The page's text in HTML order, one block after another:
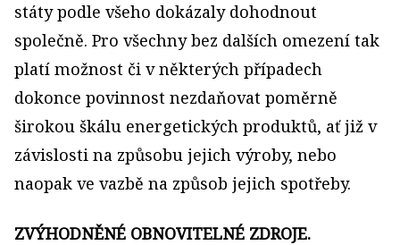
státy podle všeho dokázaly dohodnout
společně. Pro všechny bez dalších omezení tak
platí možnost či v některých případech
dokonce povinnost nezdaňovat poměrně
širokou škálu energetických produktů, ať již v
závislosti na způsobu jejich výroby, nebo
naopak ve vazbě na způsob jejich spotřeby.
ZVÝHODNĚNÉ OBNOVITELNÉ ZDROJE.